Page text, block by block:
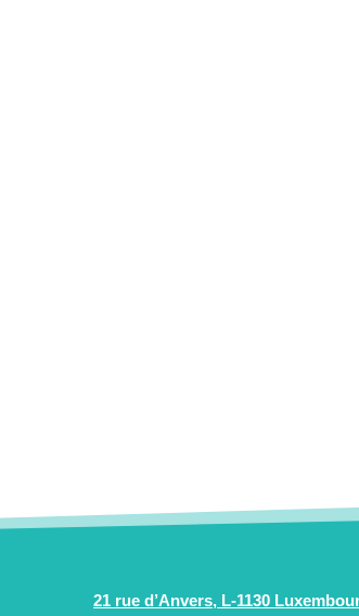
21 rue d’Anvers, L-1130